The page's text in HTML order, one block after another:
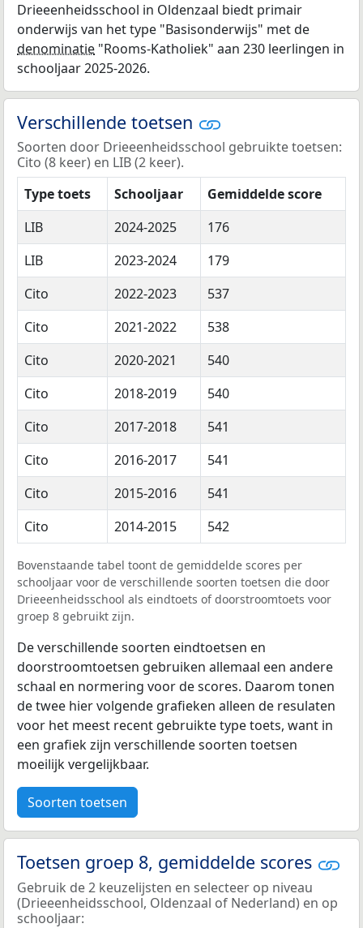
Drieeenheidsschool in Oldenzaal biedt primair
onderwijs van het type "Basisonderwijs" met de
denominatie "Rooms-Katholiek" aan 230 leerlingen in
schooljaar 2025-2026.
Verschillende toetsen
Soorten door Drieeenheidsschool gebruikte toetsen:
Cito (8 keer) en LIB (2 keer).
Type toets
Schooljaar
Gemiddelde score
LIB
2024-2025
176
LIB
2023-2024
179
Cito
2022-2023
537
Cito
2021-2022
538
Cito
2020-2021
540
Cito
2018-2019
540
Cito
2017-2018
541
Cito
2016-2017
541
Cito
2015-2016
541
Cito
2014-2015 542
Bovenstaande tabel toont de gemiddelde scores per
schooljaar voor de verschillende soorten toetsen die door
Drieeenheidsschool als eindtoets of doorstroomtoets voor
groep 8 gebruikt zijn.
De verschillende soorten eindtoetsen en
doorstroomtoetsen gebruiken allemaal een andere
schaal en normering voor de scores. Daarom tonen
de twee hier volgende grafieken alleen de resulaten
voor het meest recent gebruikte type toets, want in
een grafiek zijn verschillende soorten toetsen
moeilijk vergelijkbaar.
Soorten toetsen
Toetsen groep 8, gemiddelde scores
Gebruik de 2 keuzelijsten en selecteer op niveau
(Drieeenheidsschool, Oldenzaal of Nederland) en op
schooljaar: